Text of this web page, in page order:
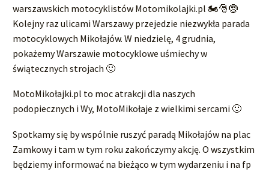
warszawskich motocyklistów Motomikolajki.pl 🏍️🎅🤶
Kolejny raz ulicami Warszawy przejedzie niezwykła parada
motocyklowych Mikołajów. W niedzielę, 4 grudnia,
pokażemy Warszawie motocyklowe uśmiechy w
świątecznych strojach 🙂
MotoMikołajki.pl to moc atrakcji dla naszych
podopiecznych i Wy, MotoMikołaje z wielkimi sercami 🙂
Spotkamy się by wspólnie ruszyć paradą Mikołajów na plac
Zamkowy i tam w tym roku zakończymy akcję. O wszystkim
będziemy informować na bieżąco w tym wydarzeniu i na fp